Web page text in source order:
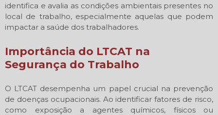
identifica e avalia as condições ambientais presentes no
local de trabalho, especialmente aquelas que podem
impactar a saúde dos trabalhadores.
Importância do LTCAT na
Segurança do Trabalho
O LTCAT desempenha um papel crucial na prevenção
de doenças ocupacionais. Ao identificar fatores de risco,
como exposição a agentes químicos, físicos ou